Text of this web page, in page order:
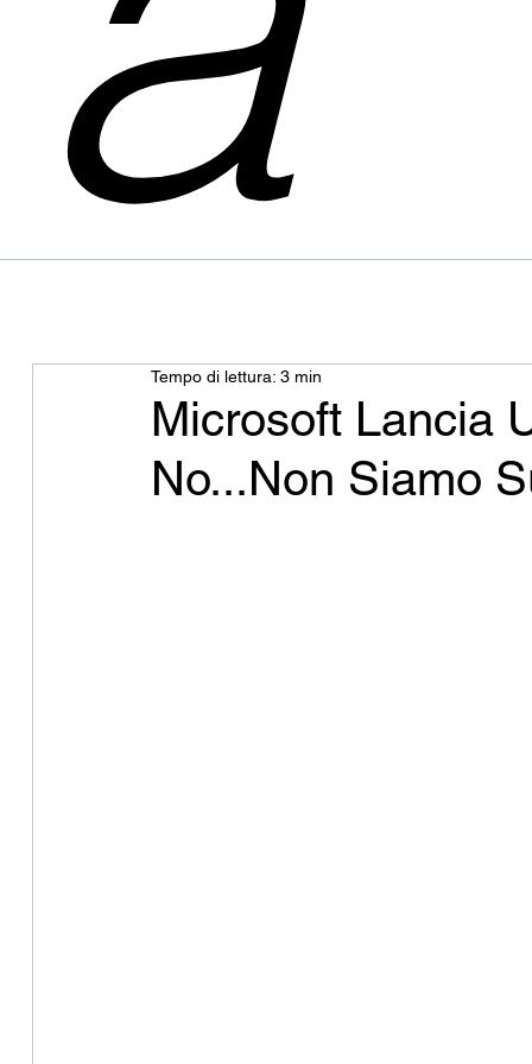
Microsoft Lancia
No...Non Siamo
Tempo di lettura: 3 min